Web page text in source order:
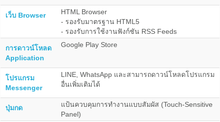
เว็บ Browser
HTML Browser
- รองรับมาตรฐาน HTML5
- รองรับการใช้งานฟังก์ชัน RSS Feeds
การดาวน์โหลด
Application
Google Play Store
โปรแกรม
Messenger
LINE, WhatsApp และสามารถดาวน์โหลดโปรแกรม
อื่นเพิ่มเติมได้
ปุ่มกด
แป้นควบคุมการทำงานแบบสัมผัส (Touch-Sensitive
Panel)